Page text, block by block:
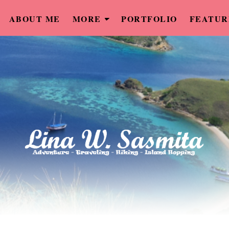
ABOUT ME MORE PORTFOLIO